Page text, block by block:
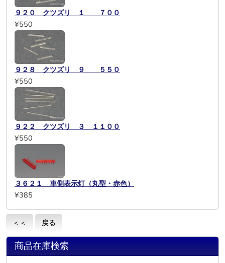
９２０ クツズリ １ ７００
¥550
９２８ クツズリ ９ ５５０
¥550
９２２ クツズリ ３ １１００
¥550
３６２１ 車側表示灯（丸型・赤色）
¥385
＜＜ 戻る
商品在庫検索